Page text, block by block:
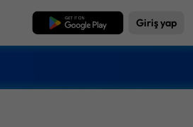
Ücretsiz İndirme Giriş yap